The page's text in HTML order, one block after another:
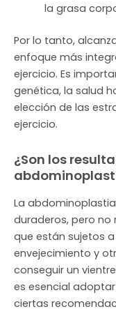
la grasa
Por lo tanto,
enfoque más
ejercicio. Es
genética, la salud
elección de las
ejercicio.
¿Son los
La
duraderos, pero no
que están sujetos
envejecimiento y
conseguir un
es esencial
ciertas